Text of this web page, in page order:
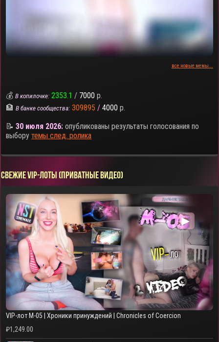
все новые мемы...
💰В копилочке: 2353.1 / 7000 р.
🏦В банке сообщества: 309895 / 4000 р.
📝30 июля 2026: опубликованы результаты голосования по
выборутемы след. ролика
СВЕЖИЕ VIP-ЛОТЫ (ПРИВАТНЫЕ ВИДЕО)
▶
VIP-лот M-05 | Хроники принуждений | Chronicles of Coercion
₽1,249.00